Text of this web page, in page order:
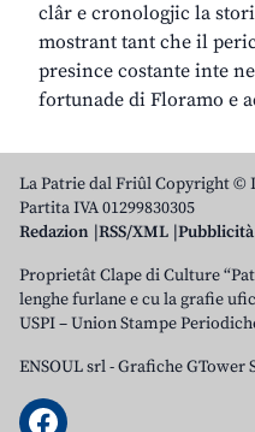
clâr e cronologjic la
mostrant tant che il
presince costante inte
fortunade di Floramo e
La Patrie dal Friûl Copyright ©
Partita IVA 01299830305
Redazion RSS/XML Pubblicità
Proprietât Clape di Culture
lenghe furlane e cu la grafie
USPI – Union Stampe
ENSOUL srl-Grafiche GTower